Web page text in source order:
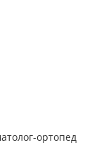
ортопед